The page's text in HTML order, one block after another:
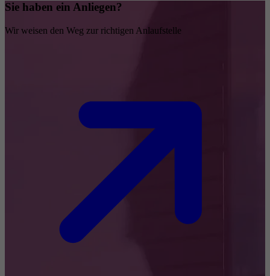
Sie haben ein Anliegen?
Wir weisen den Weg zur richtigen Anlaufstelle